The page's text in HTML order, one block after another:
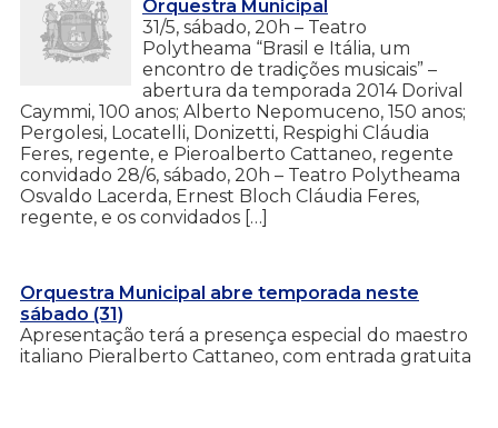
Orquestra Municipal
31/5, sábado, 20h – Teatro
Polytheama “Brasil e Itália, um
encontro de tradições musicais” –
abertura da temporada 2014 Dorival
Caymmi, 100 anos; Alberto Nepomuceno, 150 anos;
Pergolesi, Locatelli, Donizetti, Respighi Cláudia
Feres, regente, e Pieroalberto Cattaneo, regente
convidado 28/6, sábado, 20h – Teatro Polytheama
Osvaldo Lacerda, Ernest Bloch Cláudia Feres,
regente, e os convidados […]
Orquestra Municipal abre temporada neste
sábado (31)
Apresentação terá a presença especial do maestro
italiano Pieralberto Cattaneo, com entrada gratuita